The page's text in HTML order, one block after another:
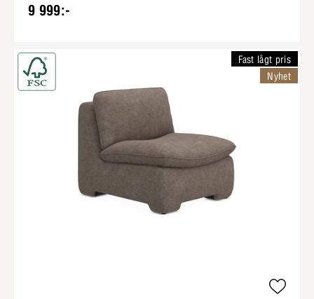
9 999:-
Fast lågt pris
Nyhet